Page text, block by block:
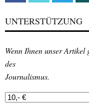
UNTERSTÜTZUNG
Wenn Ihnen unser Artikel
des
Journalismus.